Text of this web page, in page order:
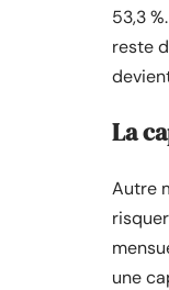
53,3
reste
La
Autre
une